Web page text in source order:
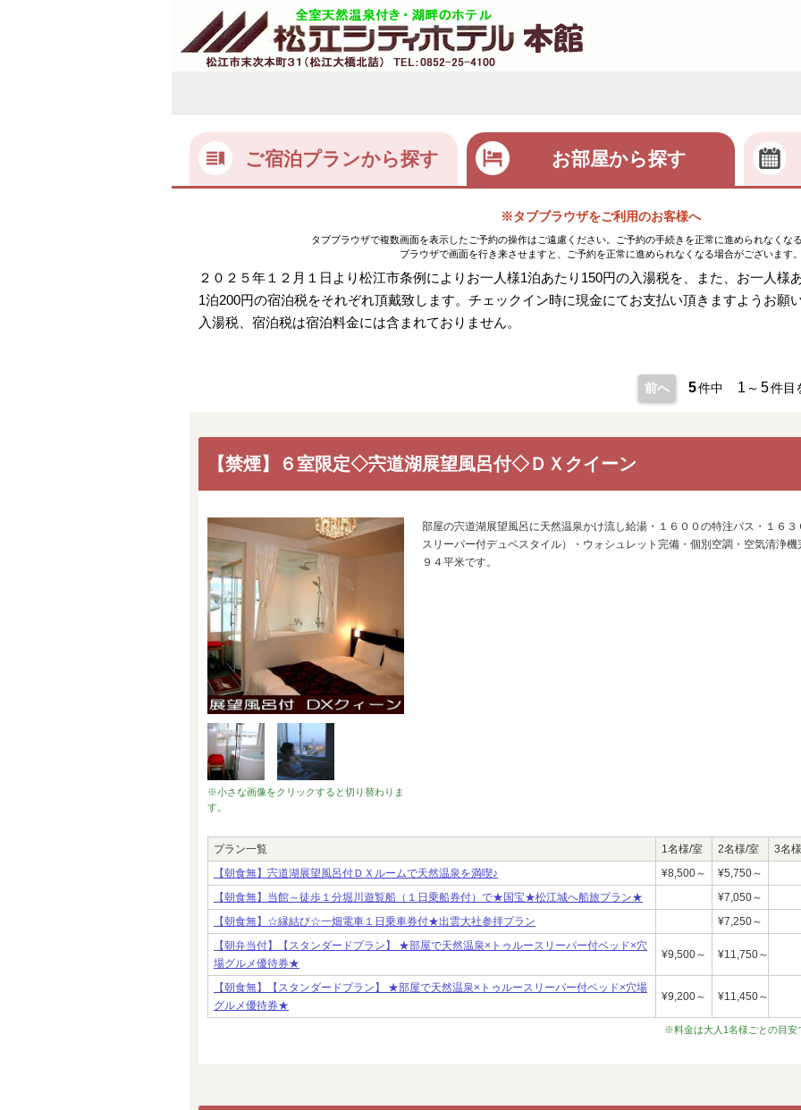
ご宿泊プランから探す お部屋から探す
※タブブラウザをご利用のお客様へ
タブブラウザで複数画面を表示したご予約の操作はご遠慮ください。ご予約の手続きを正常に進められなくな
ブラウザで画面を行き来させますと、ご予約を正常に進められなくなる場合がございます。
２０２５年１２月１日より松江市条例によりお一人様1泊あたり150円の入湯税を、また、お一人様
1泊200円の宿泊税をそれぞれ頂戴致します。チェックイン時に現金にてお支払い頂きますようお願
入湯税、宿泊税は宿泊料金には含まれておりません。
前へ 5件中 1 ～ 5件目
【禁煙】６室限定◇宍道湖展望風呂付◇ＤＸクイーン
※小さな画像をクリックすると切り替わりま
す。
部屋の宍道湖展望風呂に天然温泉かけ流し給湯・１６００の特注バス・１６
スリーパー付デュベスタイル）・ウォシュレット完備・個別空調・空気清浄
９４平米です。
プラン一覧 1名様/室 2名様/室 3名
【朝食無】宍道湖展望風呂付ＤＸルームで天然温泉を満喫♪
¥8,500～
¥5,750～
【朝食無】当館～徒歩１分堀川遊覧船（１日乗船券付）で★国宝★松江城へ船旅プラン★
¥7,050～
【朝食無】☆縁結び☆一畑電車１日乗車券付★出雲大社参拝プラン
¥7,250～
【朝弁当付】【スタンダードプラン】 ★部屋で天然温泉×トゥルースリーパー付ベッド×穴
場グルメ優待券★
¥9,500～ ¥11,750～
【朝食無】【スタンダードプラン】 ★部屋で天然温泉×トゥルースリーパー付ベッド×穴場
グルメ優待券★
¥9,200～ ¥11,450～
※料金は大人1名様ごとの目安